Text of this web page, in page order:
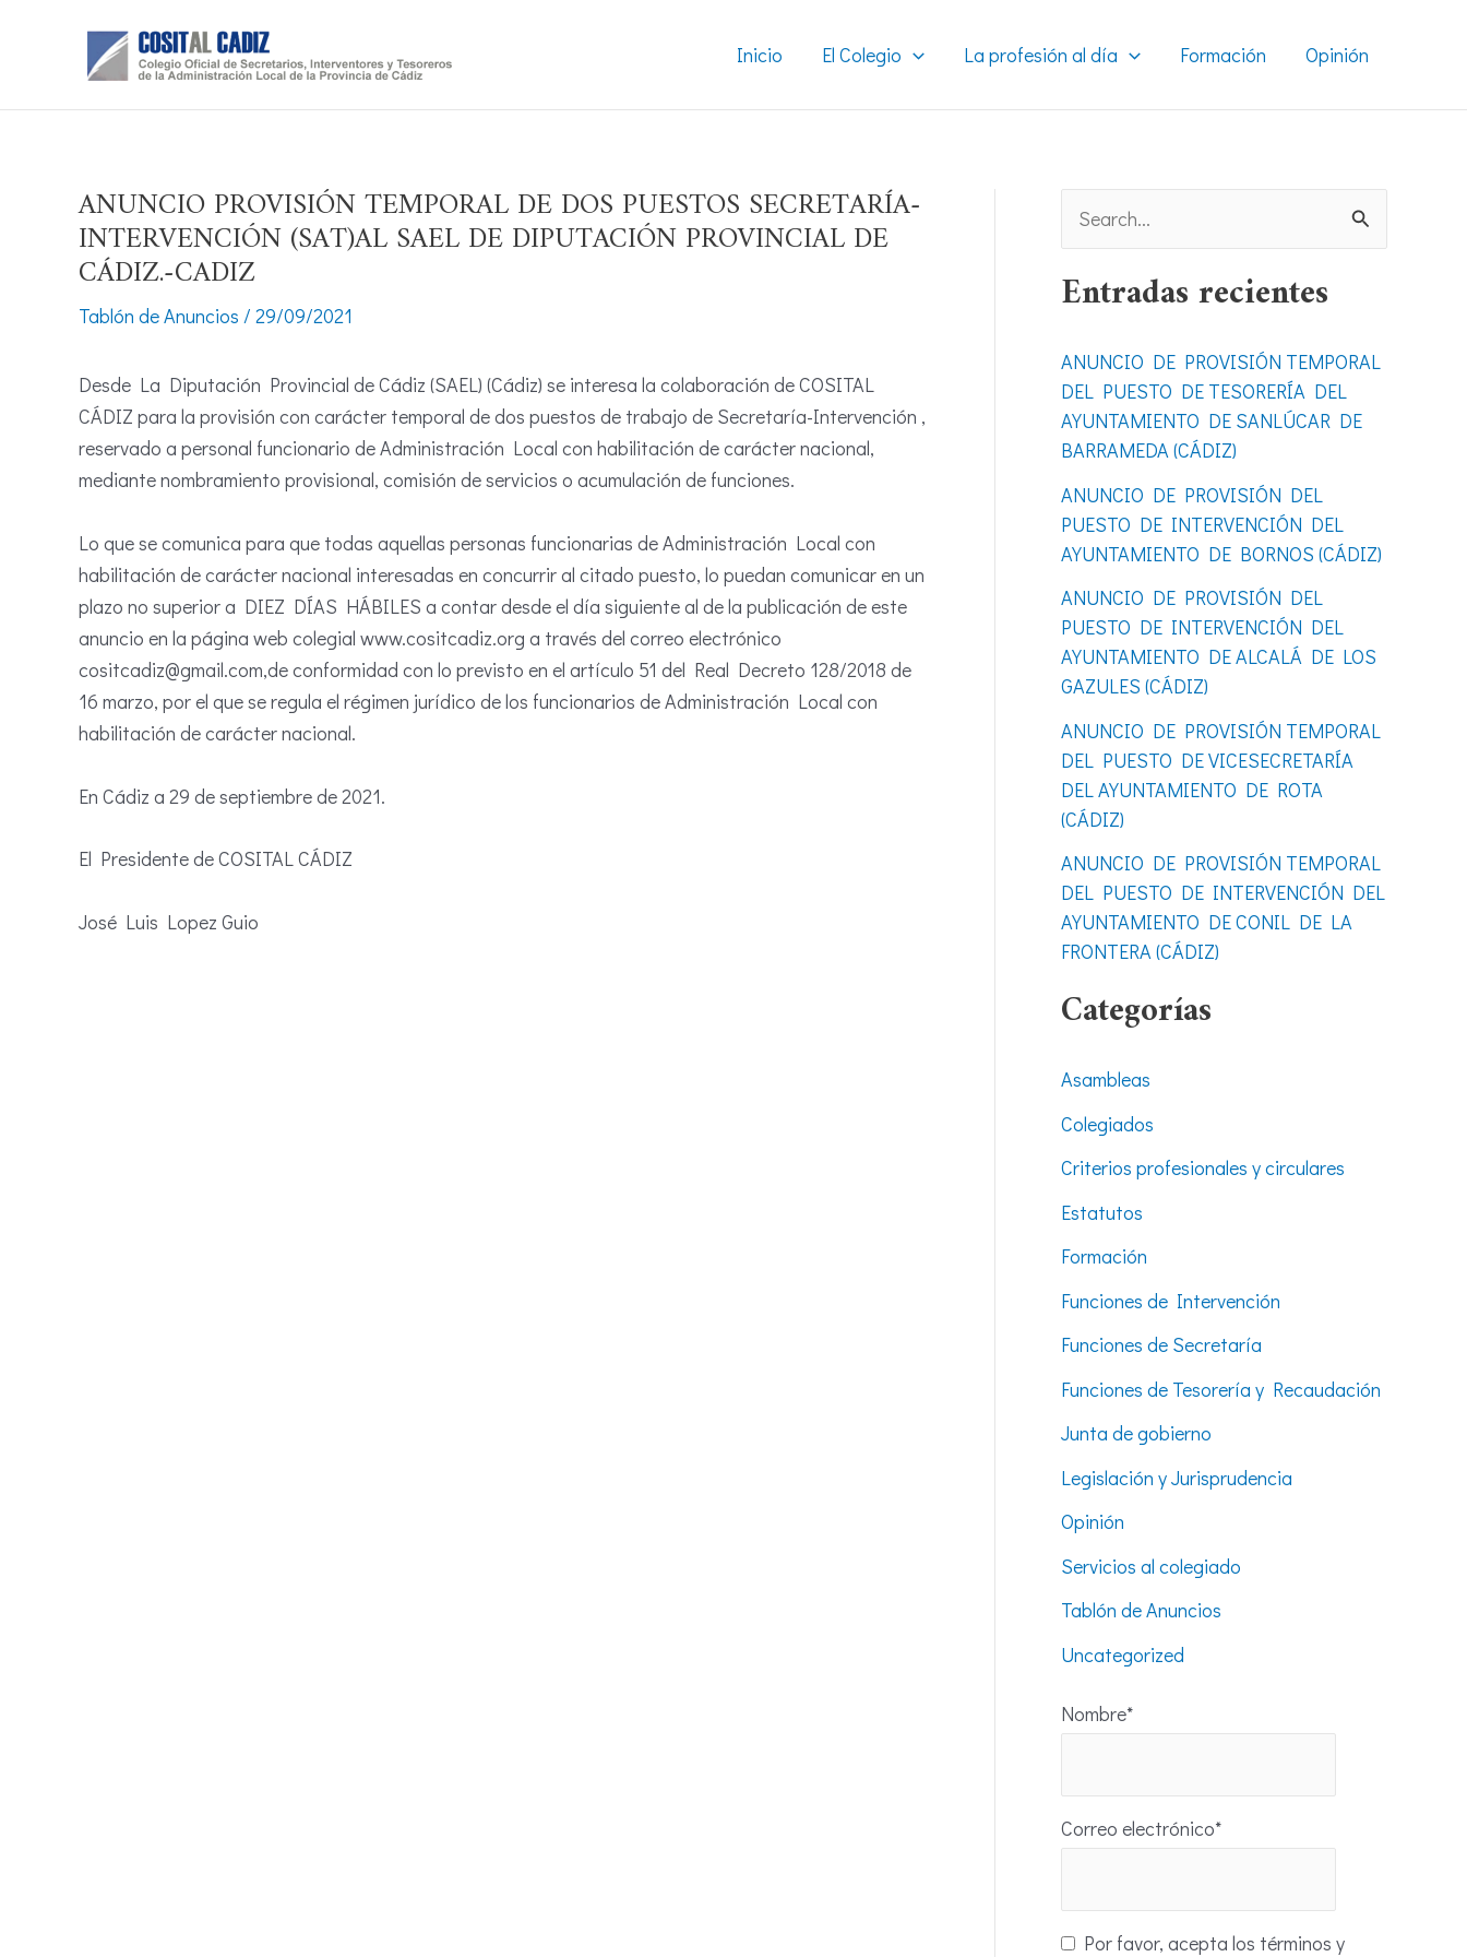
Inicio El Colegio La profesión al día Formación Opinión
ANUNCIO PROVISIÓN TEMPORAL DE DOS PUESTOS SECRETARÍA-
INTERVENCIÓN (SAT)AL SAEL DE DIPUTACIÓN PROVINCIAL DE
CÁDIZ.-CADIZ
Tablón de Anuncios / 29/09/2021
Desde La Diputación Provincial de Cádiz (SAEL) (Cádiz) se interesa la colaboración de COSITAL
CÁDIZ para la provisión con carácter temporal de dos puestos de trabajo de Secretaría-Intervención ,
reservado a personal funcionario de Administración Local con habilitación de carácter nacional,
mediante nombramiento provisional, comisión de servicios o acumulación de funciones.
Lo que se comunica para que todas aquellas personas funcionarias de Administración Local con
habilitación de carácter nacional interesadas en concurrir al citado puesto, lo puedan comunicar en un
plazo no superior a DIEZ DÍAS HÁBILES a contar desde el día siguiente al de la publicación de este
anuncio en la página web colegial www.cositcadiz.org a través del correo electrónico
cositcadiz@gmail.com,de conformidad con lo previsto en el artículo 51 del Real Decreto 128/2018 de
16 marzo, por el que se regula el régimen jurídico de los funcionarios de Administración Local con
habilitación de carácter nacional.
En Cádiz a 29 de septiembre de 2021.
El Presidente de COSITAL CÁDIZ
José Luis Lopez Guio
s
a
r
p
o
r
Entradas recientes
ANUNCIO DE PROVISIÓN TEMPORAL
DEL PUESTO DE TESORERÍA DEL
AYUNTAMIENTO DE SANLÚCAR DE
BARRAMEDA (CÁDIZ)
ANUNCIO DE PROVISIÓN DEL
PUESTO DE INTERVENCIÓN DEL
AYUNTAMIENTO DE BORNOS (CÁDIZ)
ANUNCIO DE PROVISIÓN DEL
PUESTO DE INTERVENCIÓN DEL
AYUNTAMIENTO DE ALCALÁ DE LOS
GAZULES (CÁDIZ)
ANUNCIO DE PROVISIÓN TEMPORAL
DEL PUESTO DE VICESECRETARÍA
DEL AYUNTAMIENTO DE ROTA
(CÁDIZ)
ANUNCIO DE PROVISIÓN TEMPORAL
DEL PUESTO DE INTERVENCIÓN DEL
AYUNTAMIENTO DE CONIL DE LA
FRONTERA (CÁDIZ)
Categorías
Asambleas
Colegiados
Criterios profesionales y circulares
Estatutos
Formación
Funciones de Intervención
Funciones de Secretaría
Funciones de Tesorería y Recaudación
Junta de gobierno
Legislación y Jurisprudencia
Opinión
Servicios al colegiado
Tablón de Anuncios
Uncategorized
Nombre*
Correo electrónico*
Por favor, acepta los términos y